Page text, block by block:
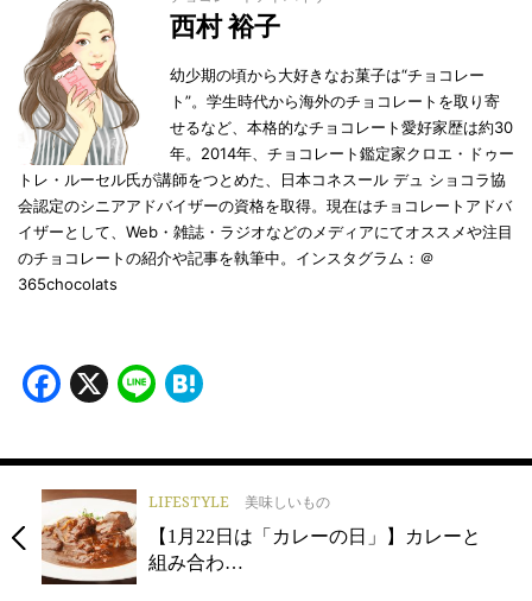
西村 裕子
幼少期の頃から大好きなお菓子は“チョコレー
ト”。学生時代から海外のチョコレートを取り寄
せるなど、本格的なチョコレート愛好家歴は約30
年。2014年、チョコレート鑑定家クロエ・ドゥー
トレ・ルーセル氏が講師をつとめた、日本コネスール デュ ショコラ協
会認定のシニアアドバイザーの資格を取得。現在はチョコレートアドバ
イザーとして、Web・雑誌・ラジオなどのメディアにてオススメや注目
のチョコレートの紹介や記事を執筆中。インスタグラム：＠
365chocolats
Facebook
X Line
LIFESTYLE 美味しいもの
【1月22日は「カレーの日」】カレーと
組み合わ…